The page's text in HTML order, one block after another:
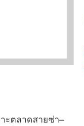
ะตลาดสายซ่า–